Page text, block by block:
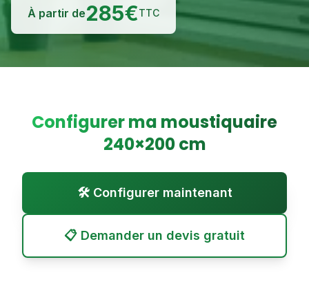
À partir de285€TTC
Configurer ma moustiquaire
240×200cm
🛠️ Configurer maintenant
📋 Demander un devis gratuit